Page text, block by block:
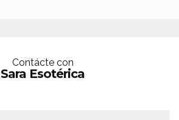
Contácte con
Sara Esotérica